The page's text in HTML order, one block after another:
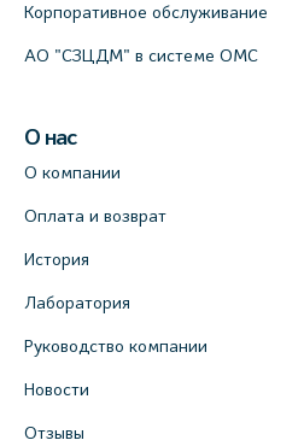
Корпоративное обслуживание
АО "СЗЦДМ" в системе ОМС
О нас
О компании
Оплата и возврат
История
Лаборатория
Руководство компании
Новости
Отзывы